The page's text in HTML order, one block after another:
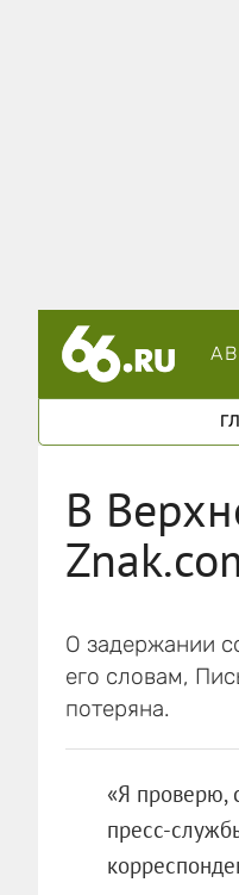
В
О задержании
его словам,
потеряна.
«Я проверю,
пресс-